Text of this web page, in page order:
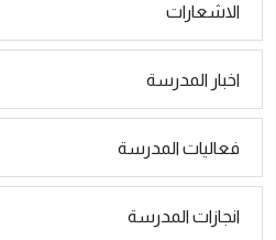
الاشعارات
اخبار المدرسة
فعاليات المدرسة
انجازات المدرسة